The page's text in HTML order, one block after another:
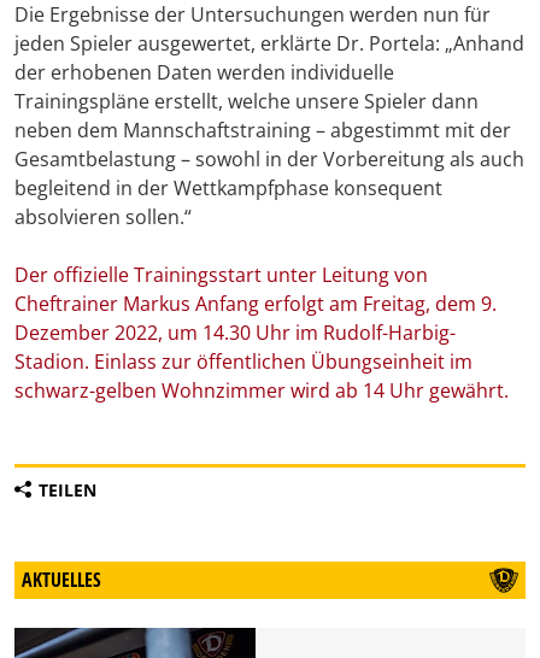
Die Ergebnisse der Untersuchungen werden nun für
jeden Spieler ausgewertet, erklärte Dr. Portela: „Anhand
der erhobenen Daten werden individuelle
Trainingspläne erstellt, welche unsere Spieler dann
neben dem Mannschaftstraining – abgestimmt mit der
Gesamtbelastung – sowohl in der Vorbereitung als auch
begleitend in der Wettkampfphase konsequent
absolvieren sollen.“
Der offizielle Trainingsstart unter Leitung von
Cheftrainer Markus Anfang erfolgt am Freitag, dem 9.
Dezember 2022, um 14.30 Uhr im Rudolf-Harbig-
Stadion. Einlass zur öffentlichen Übungseinheit im
schwarz-gelben Wohnzimmer wird ab 14 Uhr gewährt.
TEILEN
AKTUELLES